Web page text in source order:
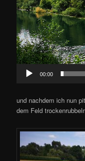
00:00
und nachdem ich nun
dem Feld